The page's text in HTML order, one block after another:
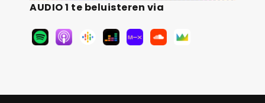
AUDIO 1 te beluisteren via